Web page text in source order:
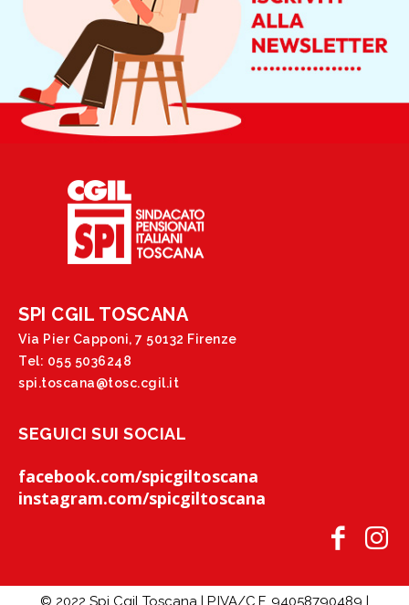
SPI CGIL TOSCANA
Via Pier Capponi, 7 50132 Firenze
Tel: 055 5036248
spi.toscana@tosc.cgil.it
SEGUICI SUI SOCIAL
facebook.com/spicgiltoscana
instagram.com/spicgiltoscana
© 2022 Spi Cgil Toscana | P.IVA/C.F. 94058790489 |